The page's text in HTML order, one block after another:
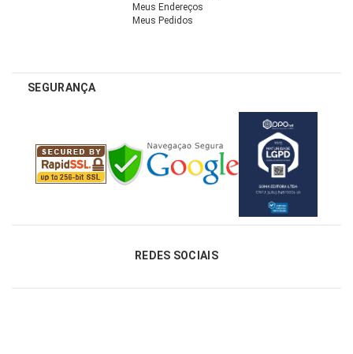
Meus Endereços
Meus Pedidos
SEGURANÇA
REDES SOCIAIS